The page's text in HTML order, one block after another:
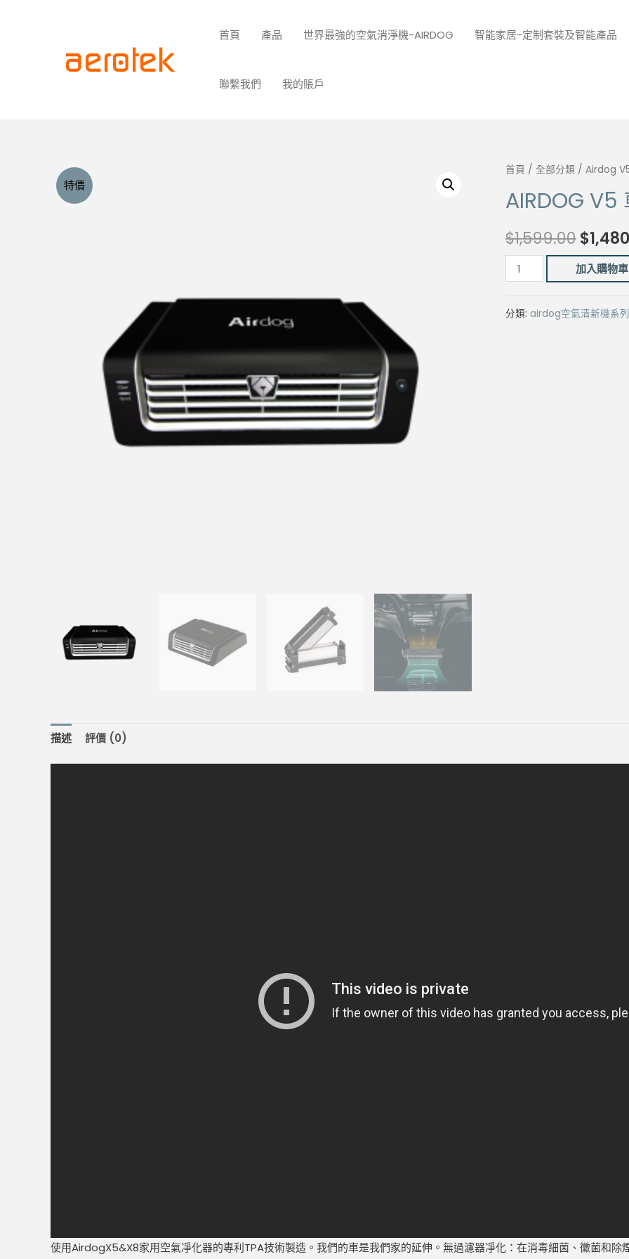
首頁 產品 世界最強的空氣消淨機-AIRDOG 智能家居-定制套裝及智能產品
聯繫我們 我的賬戶
特價
首頁 / 全部分類 / Airdog
AIRDOG V5
$1,599.00
price
$
Airdog
V5
用
加入購物車
分類: airdog空氣清新機系
描述 評價 (0)
使用AirdogX5&X8家用空氣凈化器的專利TPA技術製造。我們的車是我們家的延伸。無過濾器凈化：在消毒細菌、黴菌和除